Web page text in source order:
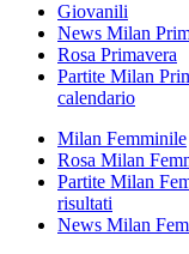
Giovanili
News Milan
Rosa Primavera
Partite Milan
calendario
Milan Femminile
Rosa Milan
Partite Milan
risultati
News Milan